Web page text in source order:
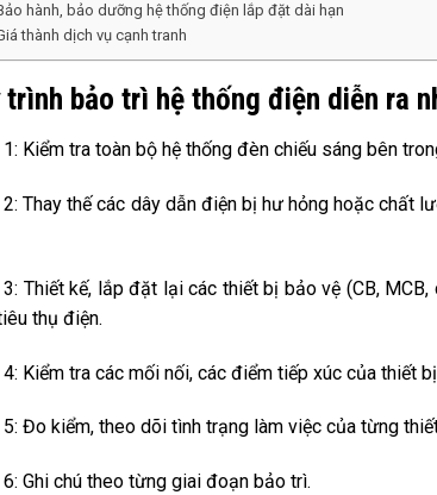
hành, bảo dưỡng hệ thống điện lắp đặt dài hạn
thành dịch vụ cạnh tranh
trình bảo trì hệ thống điện diễn ra
1: Kiểm tra toàn bộ hệ thống đèn chiếu sáng bên
Thay thế các dây dẫn điện bị hư hỏng hoặc chất
Thiết kế, lắp đặt lại các thiết bị bảo vệ (CB,
thụ điện.
Kiểm tra các mối nối, các điểm tiếp xúc của thiết
5: Đo kiểm, theo dõi tình trạng làm việc của từng
6: Ghi chú theo từng giai đoạn bảo trì.